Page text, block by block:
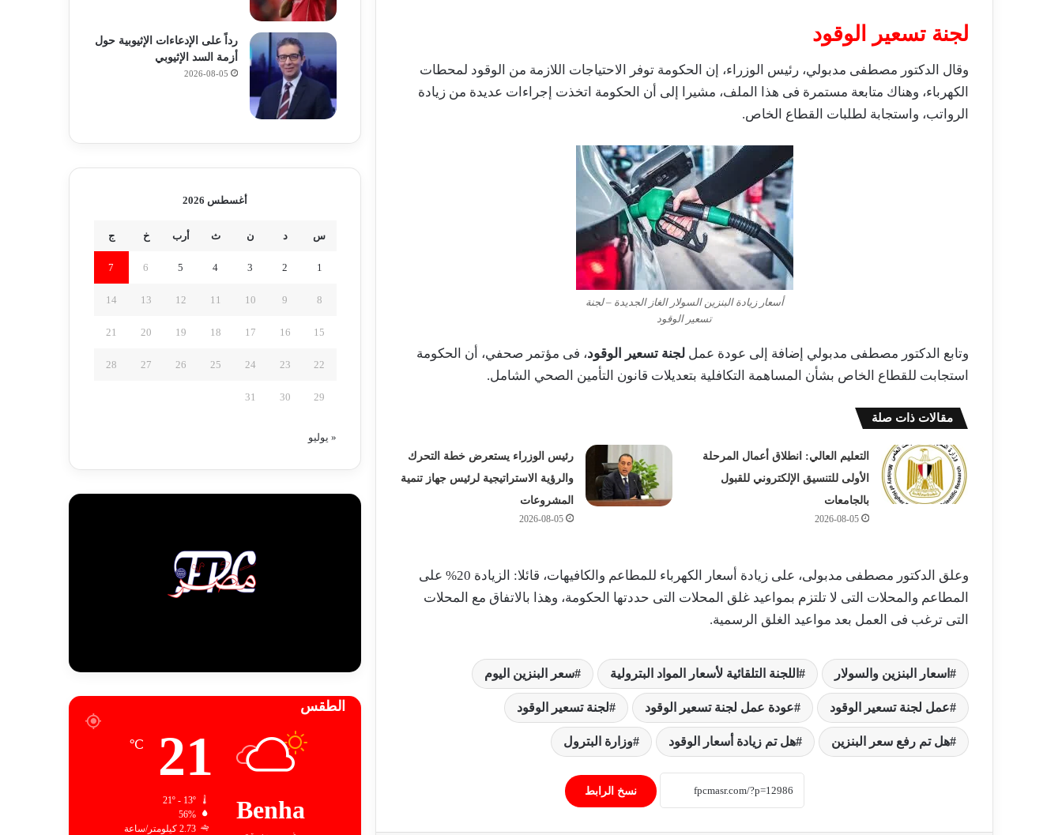
لجنة تسعير الوقود
وقال الدكتور مصطفى مدبولي، رئيس الوزراء، إن الحكومة توفر الاحتياجات اللازمة من الوقود لمحطات
الكهرباء، وهناك متابعة مستمرة فى هذا الملف، مشيرا إلى أن الحكومة اتخذت إجراءات عديدة من زيادة
الرواتب، واستجابة لطلبات القطاع الخاص.
أسعار زيادة البنزين السولار الغاز الجديدة – لجنة
تسعير الوقود
وتابع الدكتور مصطفى مدبولي إضافة إلى عودة عمل لجنة تسعير الوقود، فى مؤتمر صحفي، أن الحكومة
استجابت للقطاع الخاص بشأن المساهمة التكافلية بتعديلات قانون التأمين الصحي الشامل.
مقالات ذات صلة
التعليم العالي: انطلاق أعمال المرحلة
الأولى للتنسيق الإلكتروني للقبول
بالجامعات
2026-08-05
رئيس الوزراء يستعرض خطة التحرك
والرؤية الاستراتيجية لرئيس جهاز تنمية
المشروعات
2026-08-05
وعلق الدكتور مصطفى مدبولى، على زيادة أسعار الكهرباء للمطاعم والكافيهات، قائلا: الزيادة 20% على
المطاعم والمحلات التى لا تلتزم بمواعيد غلق المحلات التى حددتها الحكومة، وهذا بالاتفاق مع المحلات
التى ترغب فى العمل بعد مواعيد الغلق الرسمية.
اسعار البنزين والسولار اللجنة التلقائية لأسعار المواد البترولية سعر البنزين اليوم
عمل لجنة تسعير الوقود عودة عمل لجنة تسعير الوقود لجنة تسعير الوقود
هل تم رفع سعر البنزين هل تم زيادة أسعار الوقود وزارة البترول
نسخ الرابط
الأرصاد الجوية تكشف درجات الحرارة
المتوقعة العظمى والمحسوسة
الأرصاد تحذر من الرطوبة والشبورة اليوم
الإثنين رغم الانخفاض التدريجي في درجات
رداً على الإدعاءات الإثيوبية حول
أزمة السد الإثيوبي
2026-08-05
أغسطس 2026
س د ن ث أرب خ ج
1
2
3
4
5
6
7
8
9
10
11
12
13
14
15
16
17
18
19
20
21
22
23
24
25
26
27
28
29
30
31
« يوليو
الطقس
Benha
21
℃
56%
2.73 كيلومتر/ساعة